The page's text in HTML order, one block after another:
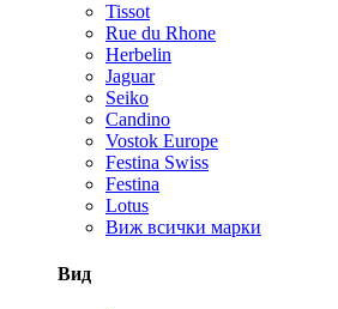
Tissot
Rue du Rhone
Herbelin
Jaguar
Seiko
Candino
Vostok Europe
Festina Swiss
Festina
Lotus
Виж всички марки
Вид